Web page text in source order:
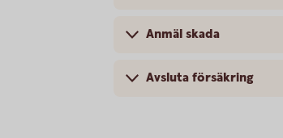
Anmäl skada
Avsluta försäkring